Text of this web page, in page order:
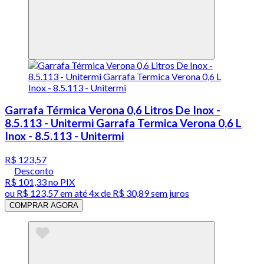
Garrafa Térmica Verona 0,6 Litros De Inox -
8.5.113 - Unitermi Garrafa Termica Verona 0,6 L
Inox - 8.5.113 - Unitermi
R$ 123,57
Desconto
R$ 101,33no PIX
ou R$ 123,57em até4x de R$ 30,89 sem juros
COMPRAR AGORA